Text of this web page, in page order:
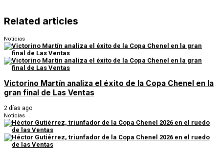
Related articles
Noticias
Victorino Martín analiza el éxito de la Copa Chenel en la
gran final de Las Ventas
2 días ago
Noticias